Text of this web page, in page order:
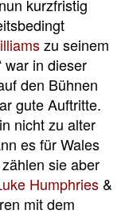
kurzfristig
zu seinem
war in dieser
den Bühnen
gute Auftritte.
nicht zu alter
es für Wales
sie aber
Humphries &
mit dem